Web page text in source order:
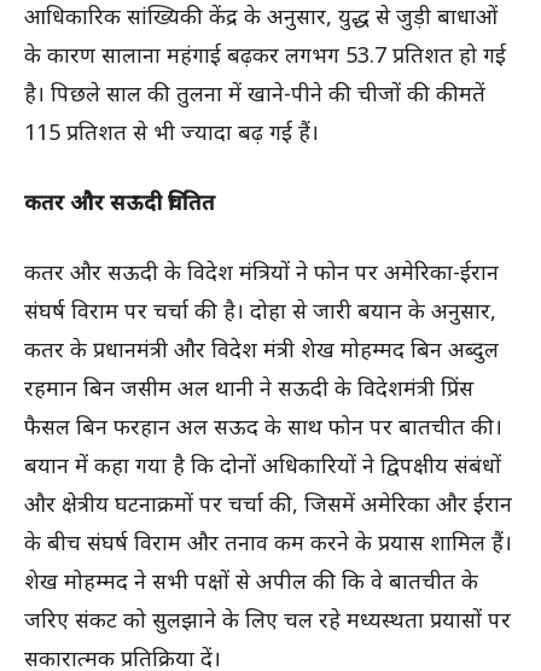
आधिकारिक सांख्यिकी केंद्र के अनुसार, युद्ध से जुड़ी बाधाओं
के कारण सालाना महंगाई बढ़कर लगभग 53.7 प्रतिशत हो गई
है। पिछले साल की तुलना में खाने-पीने की चीजों की कीमतें
115 प्रतिशत से भी ज्यादा बढ़ गई हैं।
कतर और सऊदी चिंतित
कतर और सऊदी के विदेश मंत्रियों ने फोन पर अमेरिका-ईरान
संघर्ष विराम पर चर्चा की है। दोहा से जारी बयान के अनुसार,
कतर के प्रधानमंत्री और विदेश मंत्री शेख मोहम्मद बिन अब्दुल
रहमान बिन जसीम अल थानी ने सऊदी के विदेशमंत्री प्रिंस
फैसल बिन फरहान अल सऊद के साथ फोन पर बातचीत की।
बयान में कहा गया है कि दोनों अधिकारियों ने द्विपक्षीय संबंधों
और क्षेत्रीय घटनाक्रमों पर चर्चा की, जिसमें अमेरिका और ईरान
के बीच संघर्ष विराम और तनाव कम करने के प्रयास शामिल हैं।
शेख मोहम्मद ने सभी पक्षों से अपील की कि वे बातचीत के
जरिए संकट को सुलझाने के लिए चल रहे मध्यस्थता प्रयासों पर
सकारात्मक प्रतिक्रिया दें।